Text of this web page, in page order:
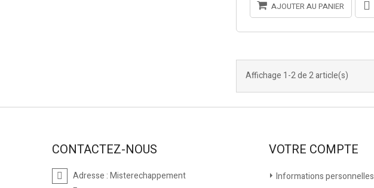
AJOUTER AU PANIER
Affichage 1-2 de 2 article(s)
CONTACTEZ-NOUS
Adresse :Misterechappement
VOTRE COMPTE
Informations personnelles